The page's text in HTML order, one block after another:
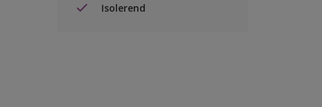
Isolerend